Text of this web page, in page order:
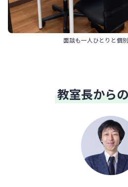
面談も一人ひとりと個
教室長から